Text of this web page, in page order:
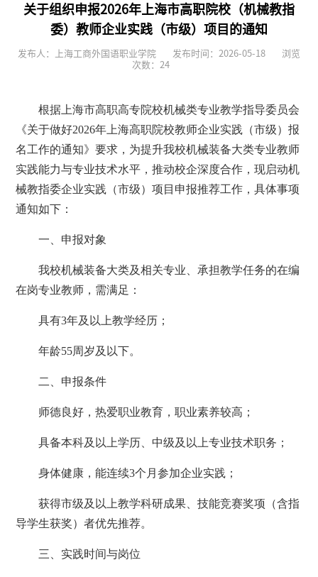
关于组织申报2026年上海市高职院校（机械教指
委）教师企业实践（市级）项目的通知
发布人：上海工商外国语职业学院 发布时间：2026-05-18
浏览
次数： 24
根据上海市高职高专院校机械类专业教学指导委员会
《关于做好2026年上海高职院校教师企业实践（市级）报
名工作的通知》要求，为提升我校机械装备大类专业教师
实践能力与专业技术水平，推动校企深度合作，现启动机
械教指委企业实践（市级）项目申报推荐工作，具体事项
通知如下：
一、申报对象
我校机械装备大类及相关专业、承担教学任务的在编
在岗专业教师，需满足：
具有3年及以上教学经历；
年龄55周岁及以下。
二、申报条件
师德良好，热爱职业教育，职业素养较高；
具备本科及以上学历、中级及以上专业技术职务；
身体健康，能连续3个月参加企业实践；
获得市级及以上教学科研成果、技能竞赛奖项（含指
导学生获奖）者优先推荐。
三、实践时间与岗位